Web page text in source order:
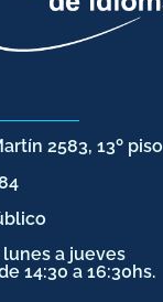
2583, 13º piso
a jueves
14:30 a 16:30hs.